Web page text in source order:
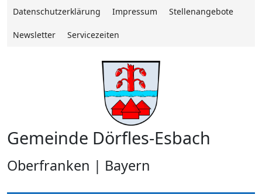
Datenschutzerklärung Impressum Stellenangebote
Newsletter Servicezeiten
Gemeinde Dörfles-Esbach
Oberfranken | Bayern